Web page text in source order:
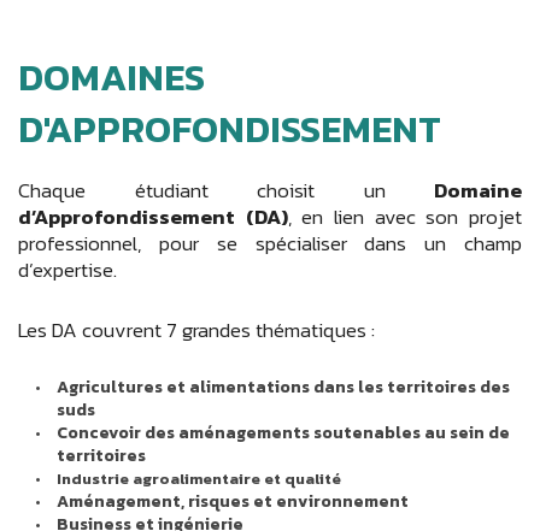
DOMAINES
D'APPROFONDISSEMENT
Chaque étudiant choisit un Domaine
d’Approfondissement (DA), en lien avec son projet
professionnel, pour se spécialiser dans un champ
d’expertise.
Les DA couvrent 7 grandes thématiques :
Agricultures et alimentations dans les territoires des
suds
Concevoir des aménagements soutenables au sein de
territoires
Industrie agroalimentaire et qualité
Aménagement, risques et environnement
Business et ingénierie